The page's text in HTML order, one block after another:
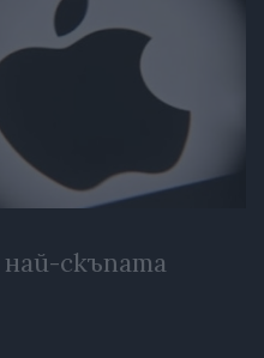
скъпата